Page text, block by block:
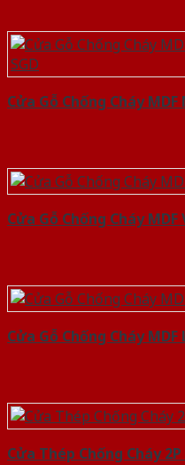
Cửa Gỗ Chống Cháy
Cửa Gỗ Chống Cháy MDF
Cửa Gỗ Chống Cháy
Cửa Thép Chống Cháy